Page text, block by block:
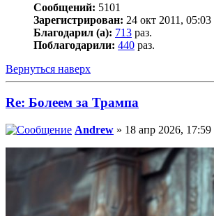
Сообщений: 5101
Зарегистрирован: 24 окт 2011, 05:03
Благодарил (а): 713 раз.
Поблагодарили: 440 раз.
Вернуться наверх
Re: Болеем за Трампа
Andrew » 18 апр 2026, 17:59